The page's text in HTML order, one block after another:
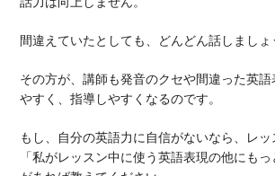
話力は向上しません。
間違えていたとしても、どんどん話しましょ
その方が、講師も発音のクセや間違った英語
やすく、指導しやすくなるのです。
もし、自分の英語力に自信がないなら、レ
「私がレッスン中に使う英語表現の他にも